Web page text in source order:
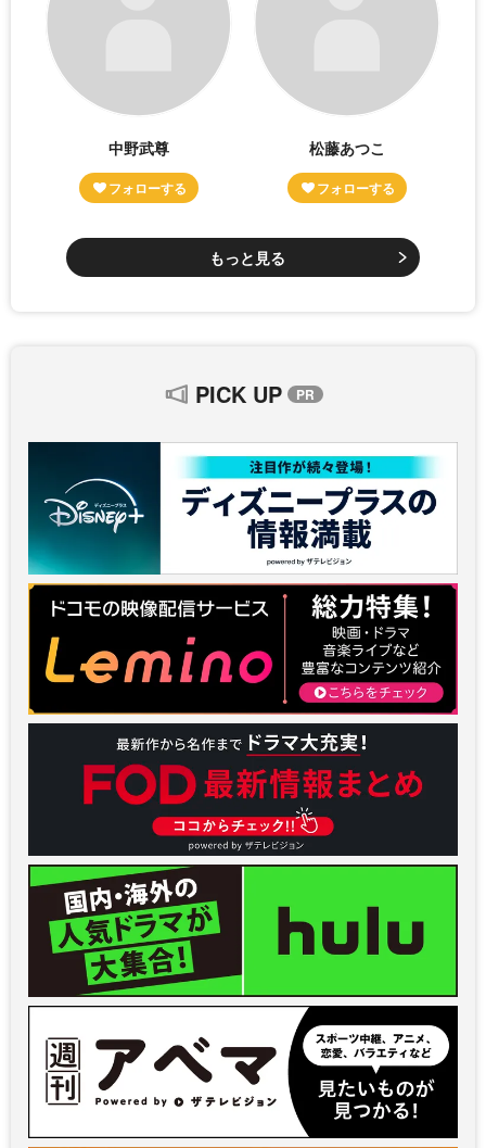
中野武尊 松藤あつこ
もっと見る
PICK UP